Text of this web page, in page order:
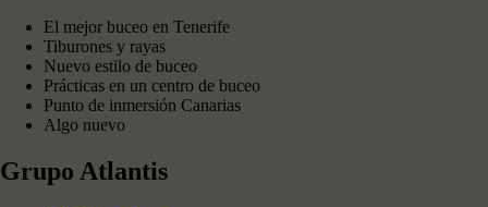
El mejor buceo en Tenerife
Tiburones y rayas
Nuevo estilo de buceo
Prácticas en un centro de buceo
Punto de inmersión Canarias
Algo nuevo
Grupo Atlantis